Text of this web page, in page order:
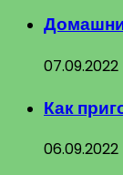
07.09.2022
Как
06.09.2022